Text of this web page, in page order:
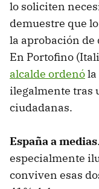
lo soliciten
demuestre que
la aprobación
En Portofino
alcalde ordenóla
ilegalmente tras
ciudadanas.
España a medias
especialmente
conviven esas